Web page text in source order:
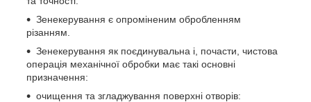
Зенекерування є опроміненим обробленням
різанням.
Зенекерування як поєдинувальна і, почасти, чистова
операція механічної обробки має такі основні
призначення:
очищення та згладжування поверхні отворів: